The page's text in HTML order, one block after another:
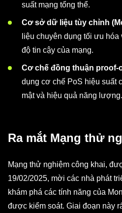
suất mạng tổng thể.
Cơ sở dữ liệu tùy chỉnh
liệu chuyên dụng tối ưu
độ tin cậy của mạng.
Cơ chế đồng thuận proof-
dụng cơ chế PoS hiệu suất
mật và hiệu quả năng lượng.
Ra mắt Mạng thử
Mạng thử nghiệm công khai,
19/02/2025, mời các nhà phát
khám phá các tính năng của
được kiểm soát. Giai đoạn này